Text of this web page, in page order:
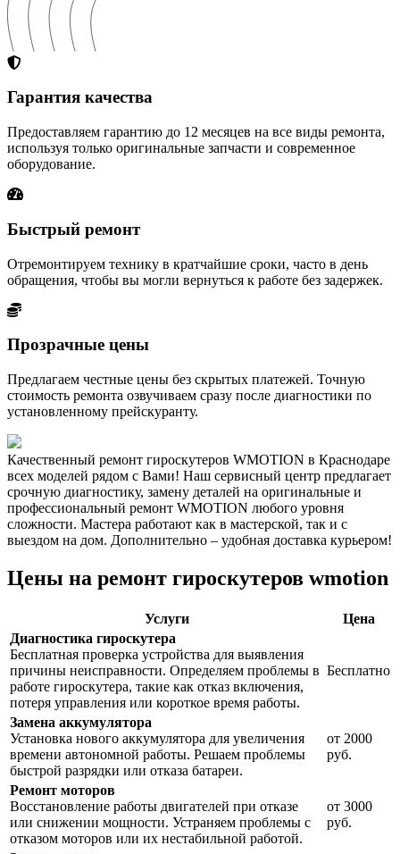
Гарантия качества
Предоставляем гарантию до 12 месяцев на все виды ремонта,
используя только оригинальные запчасти и современное
оборудование.
Быстрый ремонт
Отремонтируем технику в кратчайшие сроки, часто в день
обращения, чтобы вы могли вернуться к работе без задержек.
Прозрачные цены
Предлагаем честные цены без скрытых платежей. Точную
стоимость ремонта озвучиваем сразу после диагностики по
установленному прейскуранту.
Качественный ремонт гироскутеров WMOTION в Краснодаре
всех моделей рядом с Вами! Наш сервисный центр предлагает
срочную диагностику, замену деталей на оригинальные и
профессиональный ремонт WMOTION любого уровня
сложности. Мастера работают как в мастерской, так и с
выездом на дом. Дополнительно – удобная доставка курьером!
Цены на ремонт гироскутеров wmotion
Услуги
Цена
Диагностика гироскутера
Бесплатная проверка устройства для выявления
причины неисправности. Определяем проблемы в
работе гироскутера, такие как отказ включения,
потеря управления или короткое время работы.
Бесплатно
Замена аккумулятора
Установка нового аккумулятора для увеличения
времени автономной работы. Решаем проблемы
быстрой разрядки или отказа батареи.
от 2000
руб.
Ремонт моторов
Восстановление работы двигателей при отказе
или снижении мощности. Устраняем проблемы с
отказом моторов или их нестабильной работой.
от 3000
руб.